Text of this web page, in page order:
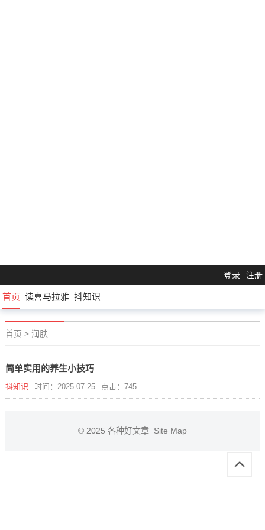
登录 注册
首页 读喜马拉雅 抖知识
首页 > 润肤
简单实用的养生小技巧
抖知识 时间：2025-07-25 点击：745
© 2025 各种好文章 Site Map